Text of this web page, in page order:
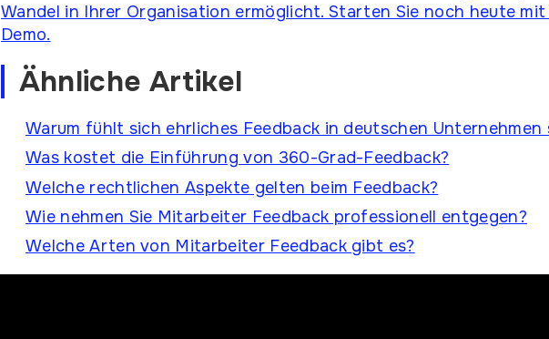
Wandel in Ihrer Organisation ermöglicht. Starten Sie noch heute
Demo.
Ähnliche Artikel
Warum fühlt sich ehrliches Feedback in deutschen Unternehmen
Was kostet die Einführung von 360-Grad-Feedback?
Welche rechtlichen Aspekte gelten beim Feedback?
Wie nehmen Sie Mitarbeiter Feedback professionell entgegen?
Welche Arten von Mitarbeiter Feedback gibt es?